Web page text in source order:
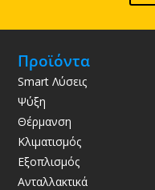
Προϊόντα
Smart Λύσεις
Ψύξη
Θέρμανση
Κλιματισμός
Εξοπλισμός
Ανταλλακτικά